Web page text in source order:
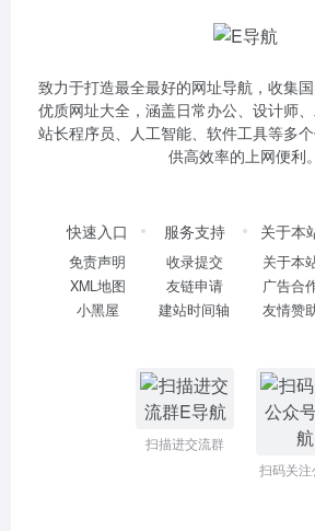
致力于打造最全最好的网址导航，收集
优质网址大全，涵盖日常办公、设计师、
站长程序员、人工智能、软件工具等多
供高效率的上网便利。
快速入口
免责声明
XML地图
小黑屋
服务支持
收录提交
友链申请
建站时间轴
关于本
关于本
广告合
友情赞
扫描进交流群
扫码关